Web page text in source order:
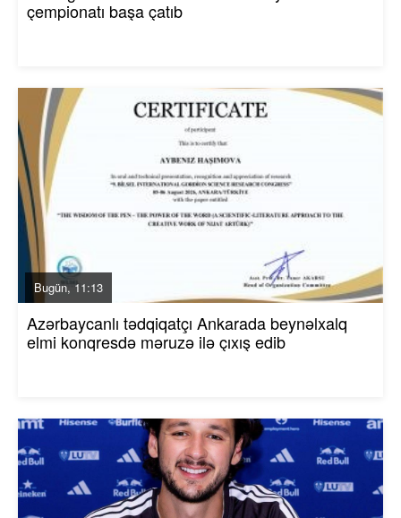
çempionatı başa çatıb
Bugün, 11:13
Azərbaycanlı tədqiqatçı Ankarada beynəlxalq
elmi konqresdə məruzə ilə çıxış edib